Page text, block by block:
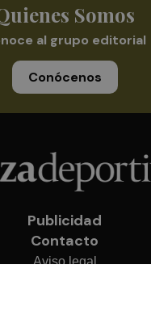
Somos
al grupo editorial
Conócenos
Publicidad
Contacto
Aviso legal